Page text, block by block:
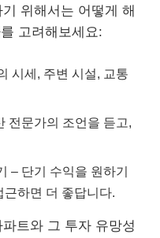
위해서는 어떻게 해
고려해보세요:
시세, 주변 시설, 교통
전문가의 조언을 듣고,
– 단기 수익을 원하기
근하면 더 좋답니다.
트와 그 투자 유망성